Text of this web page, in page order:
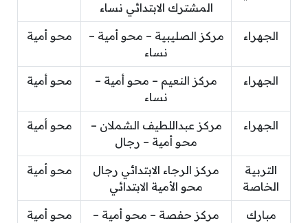
المشترك الابتدائي نساء
الجهراء
مركز الصليبية – محو أمية –
نساء
محو أمية
الجهراء
مركز النعيم – محو أمية –
نساء
محو أمية
الجهراء
مركز عبداللطيف الشملان –
محو أمية – رجال
محو أمية
التربية
الخاصة
مركز الرجاء الابتدائي رجال
محو الأمية الابتدائي
محو أمية
مبارك
مركز حفصة – محو أمية –
محو أمية